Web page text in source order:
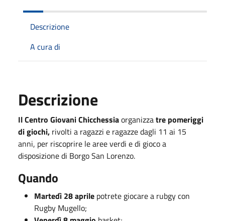
Descrizione
A cura di
Descrizione
Il Centro Giovani Chicchessiaorganizzatre pomeriggi
di giochi, rivolti a ragazzi e ragazze dagli 11 ai 15
anni, per riscoprire le aree verdi e di gioco a
disposizione di Borgo San Lorenzo.
Quando
Martedì 28 aprile potrete giocare a rubgy con
Rugby Mugello;